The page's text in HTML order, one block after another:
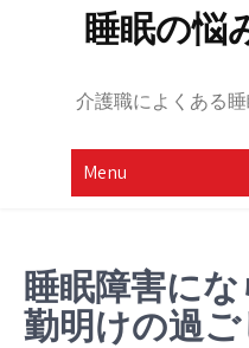
睡眠の悩
介護職によくある
Menu
睡眠障害に
勤明けの過